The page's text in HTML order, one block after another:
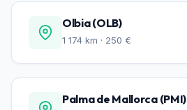
Olbia (OLB)
1 174 km · 250 €
Palma de Mallorca (PMI)